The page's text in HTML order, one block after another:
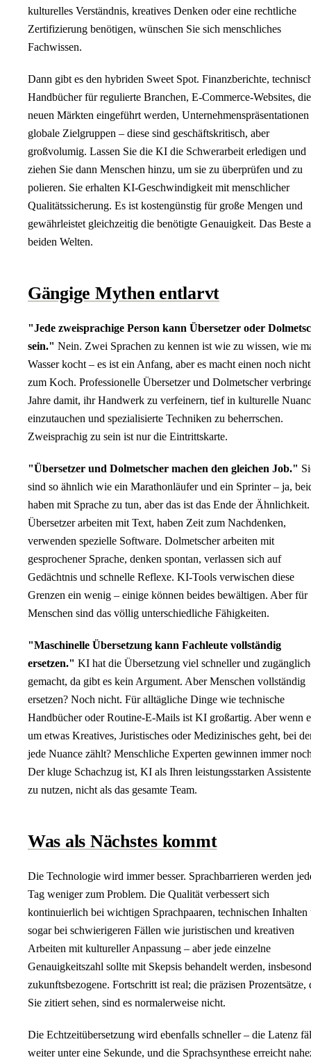
kulturelles Verständnis, kreatives Denken oder eine rechtliche
Zertifizierung benötigen, wünschen Sie sich menschliches
Fachwissen.
Dann gibt es den hybriden Sweet Spot. Finanzberichte,
Handbücher für regulierte Branchen, E-Commerce-Websites,
neuen Märkten eingeführt werden,
globale Zielgruppen – diese sind geschäftskritisch, aber
großvolumig. Lassen Sie die KI die Schwerarbeit erledigen und
ziehen Sie dann Menschen hinzu, um sie zu überprüfen und zu
polieren. Sie erhalten KI-Geschwindigkeit mit menschlicher
Qualitätssicherung. Es ist kostengünstig für große Mengen und
gewährleistet gleichzeitig die benötigte Genauigkeit. Das Beste
beiden Welten.
Gängige Mythen entlarvt
"Jede zweisprachige Person kann Übersetzer oder
sein." Nein. Zwei Sprachen zu kennen ist wie zu wissen, wie
Wasser kocht – es ist ein Anfang, aber es macht einen noch nicht
zum Koch. Professionelle Übersetzer und Dolmetscher
Jahre damit, ihr Handwerk zu verfeinern, tief in kulturelle
einzutauchen und spezialisierte Techniken zu beherrschen.
Zweisprachig zu sein ist nur die Eintrittskarte.
"Übersetzer und Dolmetscher machen den gleichen Job."
sind so ähnlich wie ein Marathonläufer und ein Sprinter – ja,
haben mit Sprache zu tun, aber das ist das Ende der Ähnlichkeit.
Übersetzer arbeiten mit Text, haben Zeit zum Nachdenken,
verwenden spezielle Software. Dolmetscher arbeiten mit
gesprochener Sprache, denken spontan, verlassen sich auf
Gedächtnis und schnelle Reflexe. KI-Tools verwischen diese
Grenzen ein wenig – einige können beides bewältigen. Aber für
Menschen sind das völlig unterschiedliche Fähigkeiten.
"Maschinelle Übersetzung kann Fachleute vollständig
ersetzen." KI hat die Übersetzung viel schneller und
gemacht, da gibt es kein Argument. Aber Menschen vollständig
ersetzen? Noch nicht. Für alltägliche Dinge wie technische
Handbücher oder Routine-E-Mails ist KI großartig. Aber wenn
um etwas Kreatives, Juristisches oder Medizinisches geht, bei
jede Nuance zählt? Menschliche Experten gewinnen immer
Der kluge Schachzug ist, KI als Ihren leistungsstarken
zu nutzen, nicht als das gesamte Team.
Was als Nächstes kommt
Die Technologie wird immer besser. Sprachbarrieren werden
Tag weniger zum Problem. Die Qualität verbessert sich
kontinuierlich bei wichtigen Sprachpaaren, technischen Inhalten
sogar bei schwierigeren Fällen wie juristischen und kreativen
Arbeiten mit kultureller Anpassung – aber jede einzelne
Genauigkeitszahl sollte mit Skepsis behandelt werden,
zukunftsbezogene. Fortschritt ist real; die präzisen Prozentsätze,
Sie zitiert sehen, sind es normalerweise nicht.
Die Echtzeitübersetzung wird ebenfalls schneller – die Latenz
weiter unter eine Sekunde, und die Sprachsynthese erreicht